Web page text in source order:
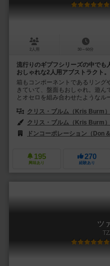
2人用 30～60分
流行りのギプフシリーズの中でも
おしゃれな2人用アブストラクト。
箱もコンポーネントであるリング
きていて、盤面もおしゃれ。遊
とオセロを組み合わせたようなル
クリス・ブルム（Kris Burm）
クリス・ブルム（Kris Burm）
ドンコーポレーション（Don &
195
興味あり
270
経験あり
ツ